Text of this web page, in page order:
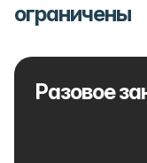
ограничены
Разовое